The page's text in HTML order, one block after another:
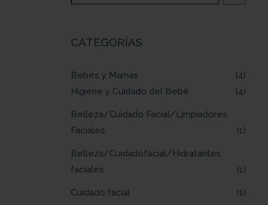
CATEGORÍAS
Bebés y Mamás
4
Higiene y Cuidado del Bebé
4
Belleza/Cuidado Facial/Limpiadores
Faciales
1
Belleza/Cuidadofacial/Hidratantes
faciales
1
Cuidado facial
1